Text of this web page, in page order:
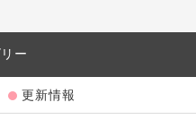
ー
更新情報